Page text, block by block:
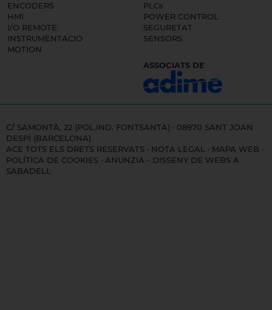
ENCODERS
HMI
I/O REMOTE
INSTRUMENTACIÓ
MOTION
PLCs
POWER CONTROL
SEGURETAT
SENSORS
ASSOCIATS DE
C/ SAMONTÀ, 22 (POL.IND. FONTSANTA) · 08970 SANT JOAN
DESPÍ (BARCELONA)
ACE TOTS ELS DRETS RESERVATS · NOTA LEGAL · MAPA WEB ·
POLÍTICA DE COOKIES · ANUNZIA - DISSENY DE WEBS A
SABADELL